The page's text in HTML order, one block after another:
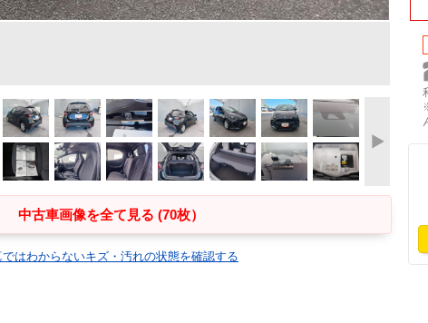
中古車画像を全て見る (70枚）
ではわからないキズ・汚れの状態を確認する